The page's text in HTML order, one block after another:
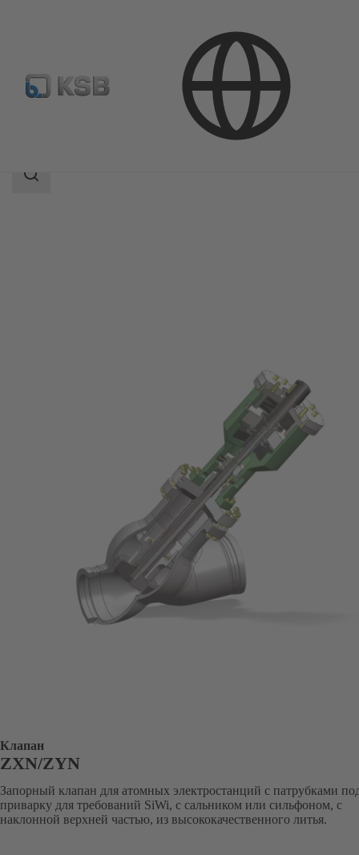
Каталог продукции ZXN/ZYN
Область
Клапан
ZXN/ZYN
Запорный клапан для атомных электростанций с патрубками
приварку для требований SiWi, с сальником или сильфоном, с
наклонной верхней частью, из высококачественного литья.